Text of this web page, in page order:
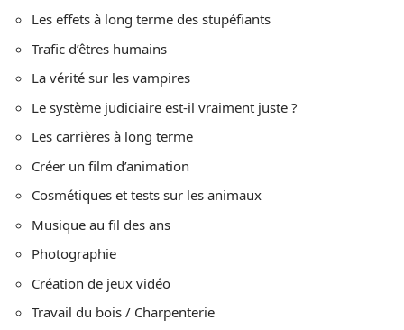
Les effets à long terme des stupéfiants
Trafic d’êtres humains
La vérité sur les vampires
Le système judiciaire est-il vraiment juste ?
Les carrières à long terme
Créer un film d’animation
Cosmétiques et tests sur les animaux
Musique au fil des ans
Photographie
Création de jeux vidéo
Travail du bois / Charpenterie